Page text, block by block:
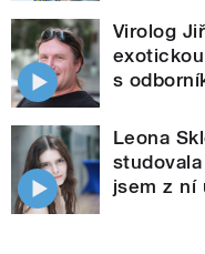
Virolog
s
Leona
jsem z ní